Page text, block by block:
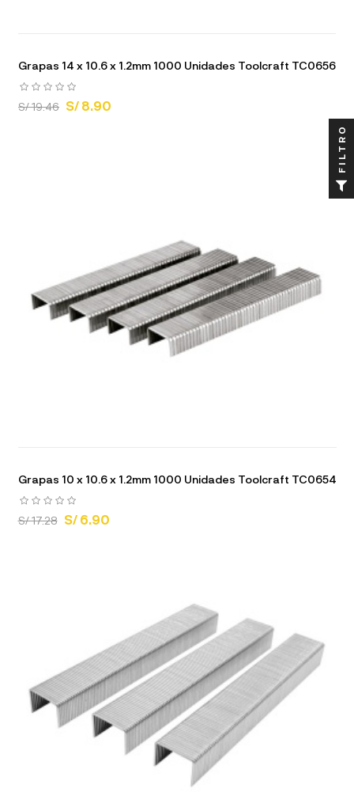
Grapas 14 x 10.6 x 1.2mm 1000 Unidades Toolcraft TC0656
S/ 19.46 S/ 8.90
Grapas 10 x 10.6 x 1.2mm 1000 Unidades Toolcraft TC0654
S/ 17.28 S/ 6.90
FILTRO